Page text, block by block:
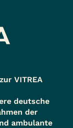
VITREA
deutsche
der
ambulante